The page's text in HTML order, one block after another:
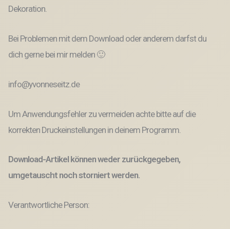
Dekoration.
Bei Problemen mit dem Download oder anderem darfst du
dich gerne bei mir melden 🙂
info@yvonneseitz.de
Um Anwendungsfehler zu vermeiden achte bitte auf die
korrekten Druckeinstellungen in deinem Programm.
Download-Artikel können weder zurückgegeben,
umgetauscht noch storniert werden.
Verantwortliche Person: